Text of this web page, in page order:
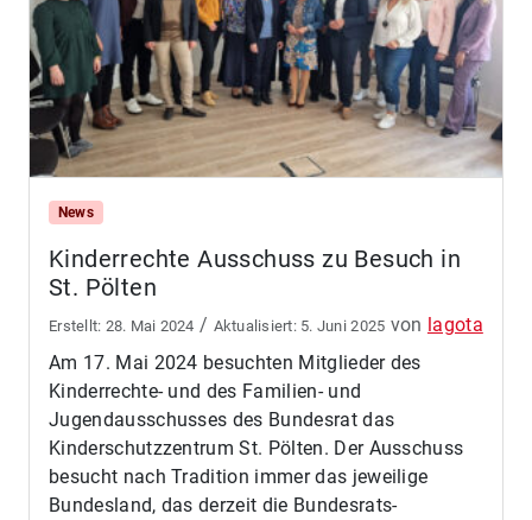
News
Kinderrechte Ausschuss zu Besuch in
St. Pölten
28. Mai 2024 / 5. Juni 2025 von lagota
Am 17. Mai 2024 besuchten Mitglieder des
Kinderrechte- und des Familien- und
Jugendausschusses des Bundesrat das
Kinderschutzzentrum St. Pölten. Der Ausschuss
besucht nach Tradition immer das jeweilige
Bundesland, das derzeit die Bundesrats-